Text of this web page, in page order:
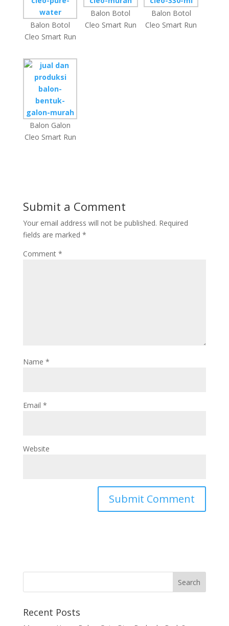
Balon Botol
Cleo Smart Run
Balon Botol
Cleo Smart Run
Balon Botol
Cleo Smart Run
Balon Galon
Cleo Smart Run
Submit a Comment
Your email address will not be published. Required
fields are marked *
Comment *
Name *
Email *
Website
Recent Posts